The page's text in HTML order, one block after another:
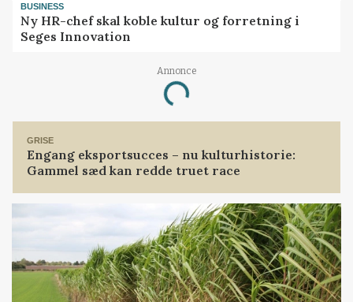
BUSINESS
Ny HR-chef skal koble kultur og forretning i
Seges Innovation
Annonce
Loading...
GRISE
Engang eksportsucces – nu kulturhistorie:
Gammel sæd kan redde truet race